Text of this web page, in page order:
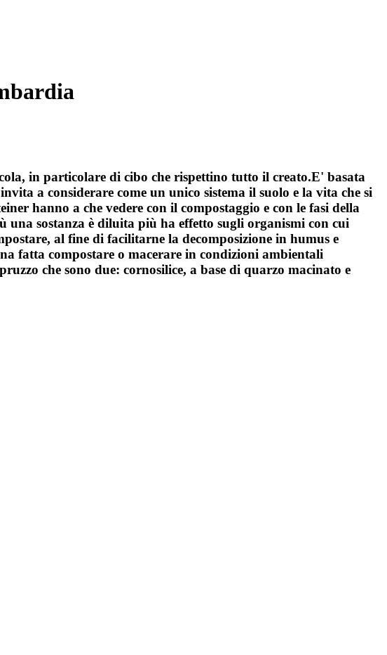
in particolare di cibo che rispettino tutto il creato.E' basata
a considerare come un unico sistema il suolo e la vita che si
hanno a che vedere con il compostaggio e con le fasi della
sostanza è diluita più ha effetto sugli organismi con cui
al fine di facilitarne la decomposizione in humus e
fatta compostare o macerare in condizioni ambientali
che sono due: cornosilice, a base di quarzo macinato e